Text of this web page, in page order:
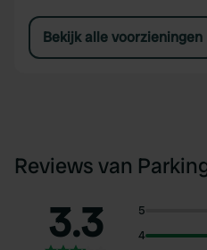
Bekijk alle voorzieningen
Reviews van
3.3
5
4